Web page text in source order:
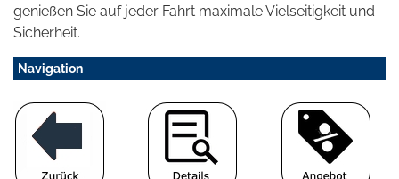
genießen Sie auf jeder Fahrt maximale Vielseitigkeit und
Sicherheit.
Navigation